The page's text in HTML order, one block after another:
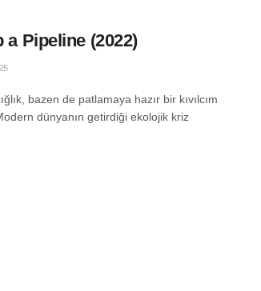
Pipeline (2022)
bazen de patlamaya hazır bir kıvılcım
dünyanın getirdiği ekolojik kriz